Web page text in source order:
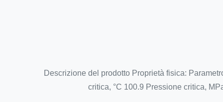
Descrizione del prodotto Proprietà fisica:
critica, °C 100.9 Pressione critica,